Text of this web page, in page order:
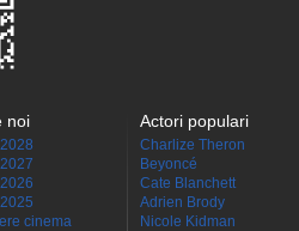
noi
cinema
Actori populari
Charlize Theron
Beyoncé
Cate Blanchett
Adrien Brody
Nicole Kidman